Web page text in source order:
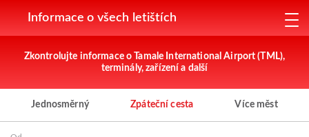
Informace o všech letištích
Zkontrolujte informace o Tamale International Airport (TML),
terminály, zařízení a další
Jednosměrný Zpáteční cesta Více měst